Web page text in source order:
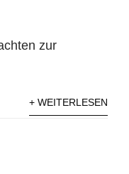
zur
+ WEITERLESEN